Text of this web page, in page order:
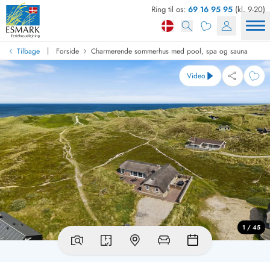
Ring til os: 69 16 95 95 (kl. 9-20)
Tilbage | Forside Charmerende sommerhus med pool, spa og sauna
Video
1 / 45